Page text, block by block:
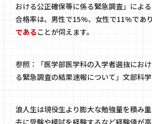
おける公正確保等に係る緊急調査」によ
合格率は、男性で15%、女性で11%であり
であることが伺えます。
参照：「医学部医学科の入学者選抜にお
る緊急調査の結果速報について 」文部科
浪人生は現役生より膨大な勉強量を積み
去に受験や模試を経験するなど経験値が